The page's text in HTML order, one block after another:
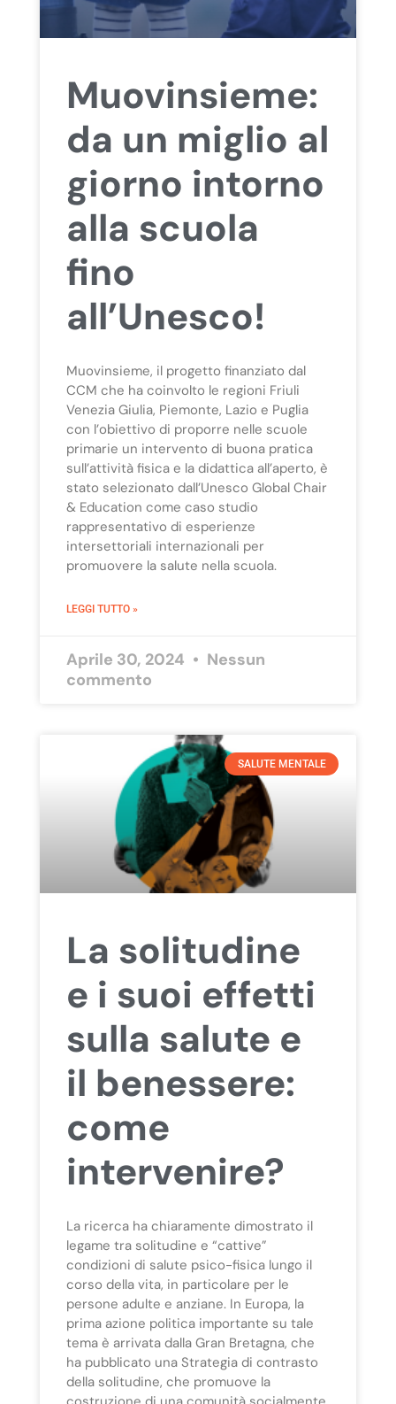
Muovinsieme:
da un miglio al
giorno intorno
alla scuola
fino
all’Unesco!
Muovinsieme, il progetto finanziato dal
CCM che ha coinvolto le regioni Friuli
Venezia Giulia, Piemonte, Lazio e Puglia
con l’obiettivo di proporre nelle scuole
primarie un intervento di buona pratica
sull’attività fisica e la didattica all’aperto, è
stato selezionato dall’Unesco Global Chair
& Education come caso studio
rappresentativo di esperienze
intersettoriali internazionali per
promuovere la salute nella scuola.
LEGGI TUTTO »
Aprile 30, 2024
Nessun
commento
SALUTE MENTALE
La solitudine
e i suoi effetti
sulla salute e
il benessere:
come
intervenire?
La ricerca ha chiaramente dimostrato il
legame tra solitudine e “cattive”
condizioni di salute psico-fisica lungo il
corso della vita, in particolare per le
persone adulte e anziane. In Europa, la
prima azione politica importante su tale
tema è arrivata dalla Gran Bretagna, che
ha pubblicato una Strategia di contrasto
della solitudine, che promuove la